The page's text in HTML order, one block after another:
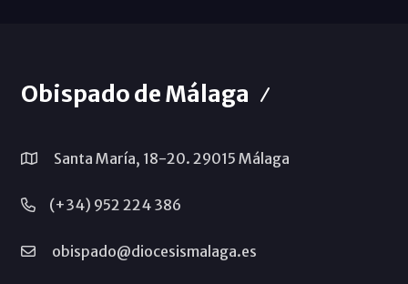
Obispado de Málaga
Santa María, 18-20. 29015 Málaga
(+34) 952 224 386
obispado@diocesismalaga.es